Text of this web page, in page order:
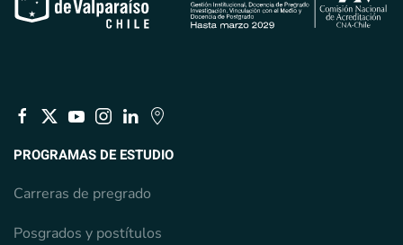
PROGRAMAS DE ESTUDIO
Carreras de pregrado
Posgrados y postítulos